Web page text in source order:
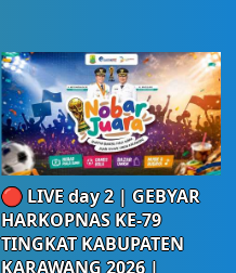
🔴 LIVE day 2 | GEBYAR
HARKOPNAS KE-79
TINGKAT KABUPATEN
KARAWANG 2026 |